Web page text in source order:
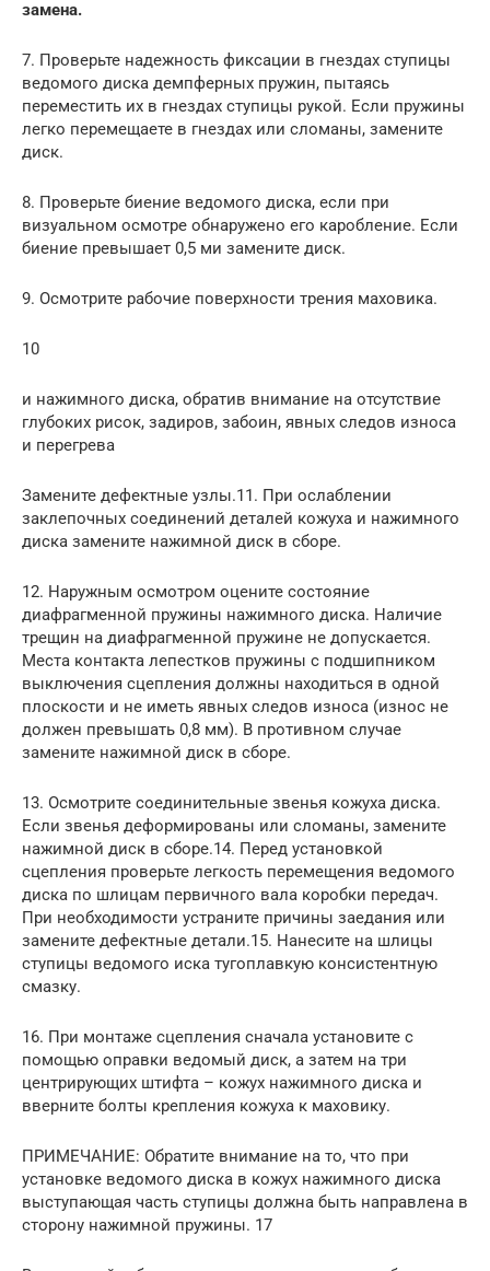
замена.
7. Проверьте надежность фиксации в гнездах ступицы
ведомого диска демпферных пружин, пытаясь
переместить их в гнездах ступицы рукой. Если пружины
легко перемещаете в гнездах или сломаны, замените
диск.
8. Проверьте биение ведомого диска, если при
визуальном осмотре обнаружено его каробление. Если
биение превышает 0,5 ми замените диск.
9. Осмотрите рабочие поверхности трения маховика.
10
и нажимного диска, обратив внимание на отсутствие
глубоких рисок, задиров, забоин, явных следов износа
и перегрева
Замените дефектные узлы.11. При ослаблении
заклепочных соединений деталей кожуха и нажимного
диска замените нажимной диск в сборе.
12. Наружным осмотром оцените состояние
диафрагменной пружины нажимного диска. Наличие
трещин на диафрагменной пружине не допускается.
Места контакта лепестков пружины с подшипником
выключения сцепления должны находиться в одной
плоскости и не иметь явных следов износа (износ не
должен превышать 0,8 мм). В противном случае
замените нажимной диск в сборе.
13. Осмотрите соединительные звенья кожуха диска.
Если звенья деформированы или сломаны, замените
нажимной диск в сборе.14. Перед установкой
сцепления проверьте легкость перемещения ведомого
диска по шлицам первичного вала коробки передач.
При необходимости устраните причины заедания или
замените дефектные детали.15. Нанесите на шлицы
ступицы ведомого иска тугоплавкую консистентную
смазку.
16. При монтаже сцепления сначала установите с
помощью оправки ведомый диск, а затем на три
центрирующих штифта – кожух нажимного диска и
вверните болты крепления кожуха к маховику.
ПРИМЕЧАНИЕ: Обратите внимание на то, что при
установке ведомого диска в кожух нажимного диска
выступающая часть ступицы должна быть направлена в
сторону нажимной пружины. 17